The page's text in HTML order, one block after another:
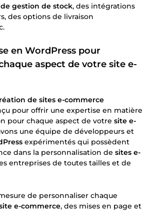
gestion de stock, des intégrations
des options de livraison
en WordPress pour
aspect de votre site e-
de sites e-commerce
pour offrir une expertise en matière
pour chaque aspect de votre site e-
une équipe de développeurs et
expérimentés qui possèdent
dans la personnalisation de sites e-
entreprises de toutes tailles et de
de personnaliser chaque
e-commerce, des mises en page et